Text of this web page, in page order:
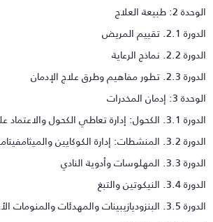
2: طبيعة العلاج
2.1. تقييم المريض
2.2. نماذج الرعاية
تطور مفاهيم وطرق علاج الإدمان
3: إدمان المخدرات
إدارة تعاطي الكحول والاعتماد عليه
إدارة الكوكايين والميثامفيتامين
المهلوسات وأدوية النادي
النيكوتين والتبغ
والمهدئات والمنومات الأخرى